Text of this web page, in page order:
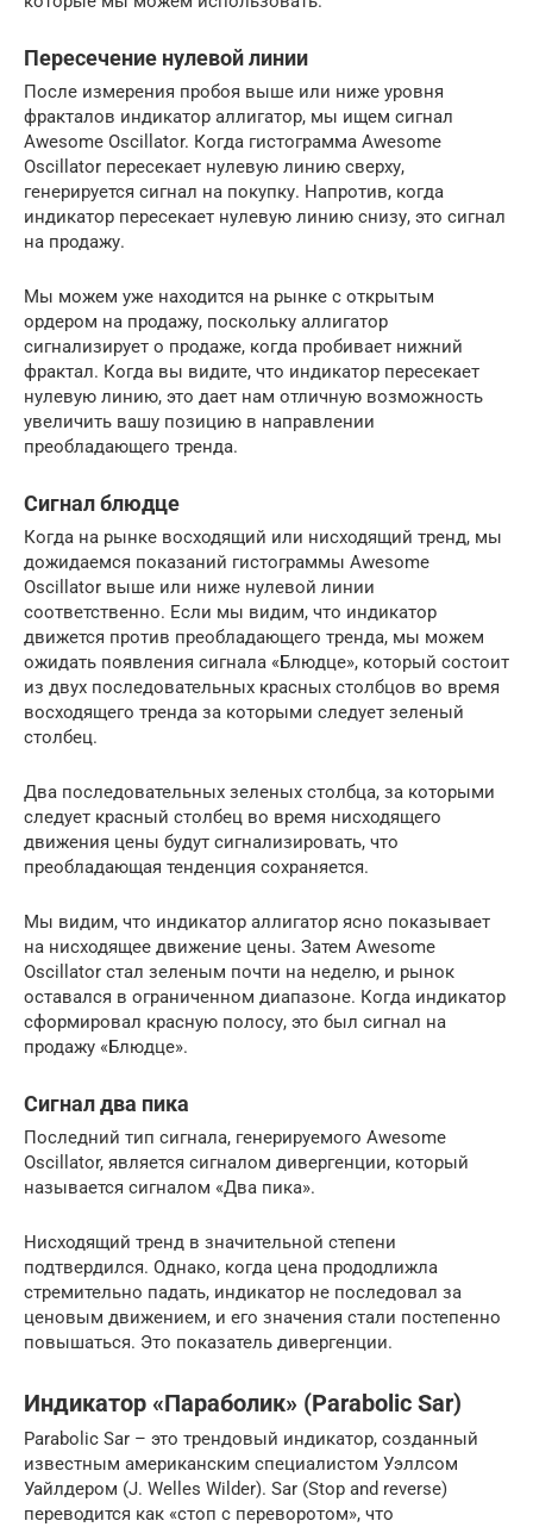
Пересечение нулевой линии
После измерения пробоя выше или ниже уровня
фракталов индикатор аллигатор, мы ищем сигнал
Awesome Oscillator. Когда гистограмма Awesome
Oscillator пересекает нулевую линию сверху,
генерируется сигнал на покупку. Напротив, когда
индикатор пересекает нулевую линию снизу, это сигнал
на продажу.
Мы можем уже находится на рынке с открытым
ордером на продажу, поскольку аллигатор
сигнализирует о продаже, когда пробивает нижний
фрактал. Когда вы видите, что индикатор пересекает
нулевую линию, это дает нам отличную возможность
увеличить вашу позицию в направлении
преобладающего тренда.
Сигнал блюдце
Когда на рынке восходящий или нисходящий тренд, мы
дожидаемся показаний гистограммы Awesome
Oscillator выше или ниже нулевой линии
соответственно. Если мы видим, что индикатор
движется против преобладающего тренда, мы можем
ожидать появления сигнала «Блюдце», который состоит
из двух последовательных красных столбцов во время
восходящего тренда за которыми следует зеленый
столбец.
Два последовательных зеленых столбца, за которыми
следует красный столбец во время нисходящего
движения цены будут сигнализировать, что
преобладающая тенденция сохраняется.
Мы видим, что индикатор аллигатор ясно показывает
на нисходящее движение цены. Затем Awesome
Oscillator стал зеленым почти на неделю, и рынок
оставался в ограниченном диапазоне. Когда индикатор
сформировал красную полосу, это был сигнал на
продажу «Блюдце».
Сигнал два пика
Последний тип сигнала, генерируемого Awesome
Oscillator, является сигналом дивергенции, который
называется сигналом «Два пика».
Нисходящий тренд в значительной степени
подтвердился. Однако, когда цена прододлижла
стремительно падать, индикатор не последовал за
ценовым движением, и его значения стали постепенно
повышаться. Это показатель дивергенции.
Индикатор «Параболик» (Parabolic Sar)
Parabolic Sar – это трендовый индикатор, созданный
известным американским специалистом Уэллсом
Уайлдером (J. Welles Wilder). Sar (Stop and reverse)
переводится как «стоп с переворотом», что